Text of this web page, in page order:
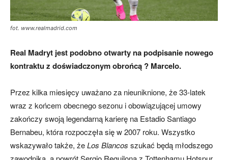
fot. www.realmadrid.com
Real Madryt jest podobno otwarty na podpisanie nowego
kontraktu z doświadczonym obrońcą ? Marcelo.
Przez kilka miesięcy uważano za nieuniknione, że 33-latek
wraz z końcem obecnego sezonu i obowiązującej umowy
zakończy swoją legendarną karierę na Estadio Santiago
Bernabeu, która rozpoczęła się w 2007 roku. Wszystko
wskazywało także, żeLos Blancos szukać będą młodszego